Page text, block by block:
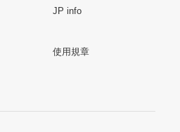
JP info
使用規章